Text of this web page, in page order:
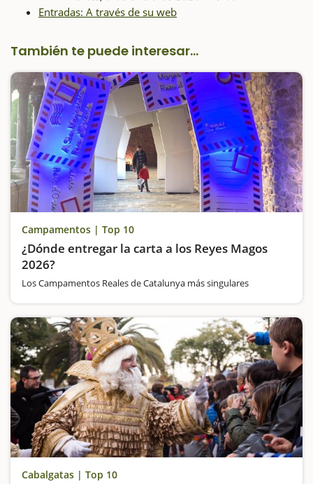
Entradas: A través de su web
También te puede interesar...
Campamentos | Top 10
¿Dónde entregar la carta a los Reyes Magos
2026?
Los Campamentos Reales de Catalunya más singulares
Cabalgatas | Top 10